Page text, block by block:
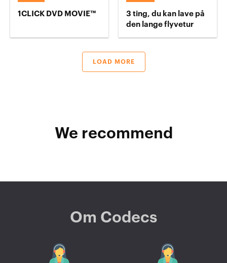
1CLICK DVD MOVIE™
3 ting, du kan lave på
den lange flyvetur
LOAD MORE
We recommend
Om Codecs